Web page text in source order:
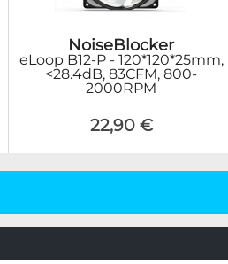
NoiseBlocker
eLoop B12-P - 120*120*25mm,
<28.4dB, 83CFM, 800-
2000RPM
22,90 €